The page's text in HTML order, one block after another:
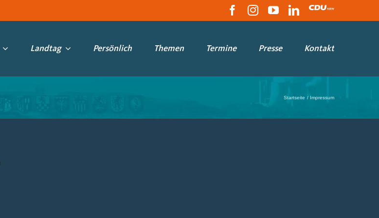
Facebook
Instagram
YouTubeLinkedIn
CDU
Landtag Persönlich Themen Termine Presse Kontakt
Startseite Impressum